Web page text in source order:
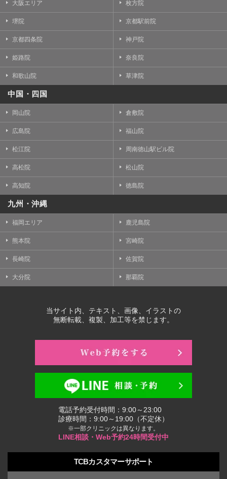
大阪エリア 枚方院
堺院 京都駅前院
京都四条院 神戸院
姫路院 奈良院
和歌山院 草津院
中国・四国
岡山院 倉敷院
広島院 福山院
松江院 周南徳山駅ビル院
高松院 松山院
高知院 徳島院
九州・沖縄
福岡エリア 鹿児島院
熊本院 宮崎院
長崎院 佐賀院
大分院 那覇院
当サイト内、テキスト、画像、イラストの
無断転載、複製、加工等を禁じます。
電話予約受付時間：9:00～23:00
診療時間：9:00～19:00（不定休）
※一部クリニックは異なります。
LINE相談・Web予約24時間受付中
TCBカスタマーサポート